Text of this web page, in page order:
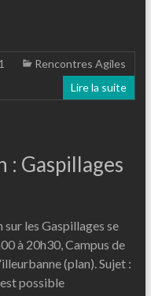
Rencontres Agiles
Lire la suite
: Gaspillages
les Gaspillages se
à 20h30, Campus de
(plan). Sujet :
possible